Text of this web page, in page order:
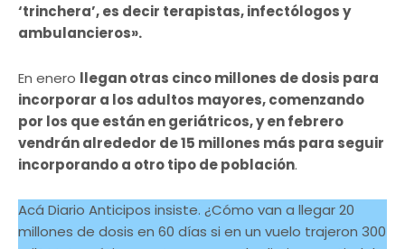
‘trinchera’, es decir terapistas, infectólogos y
ambulancieros».
En enero llegan otras cinco millones de dosis para
incorporar a los adultos mayores, comenzando
por los que están en geriátricos, y en febrero
vendrán alrededor de 15 millones más para seguir
incorporando a otro tipo de población.
Acá Diario Anticipos insiste. ¿Cómo van a llegar 20
millones de dosis en 60 días si en un vuelo trajeron 300